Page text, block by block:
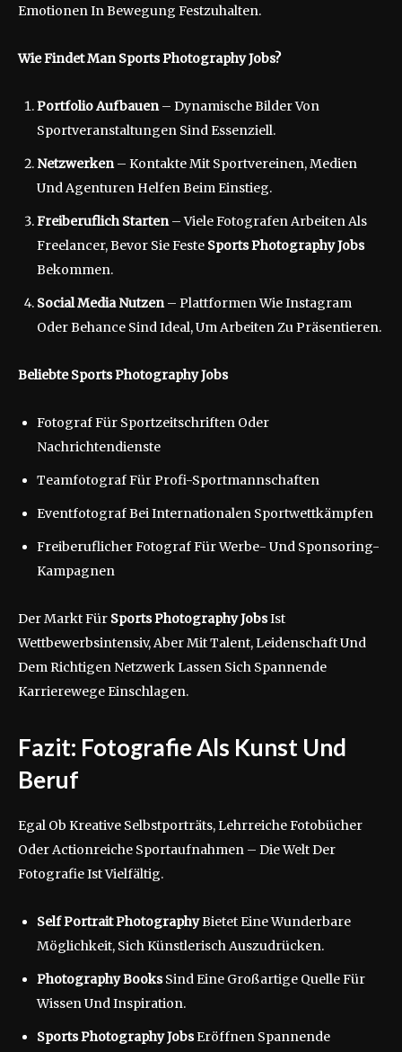
Emotionen In Bewegung Festzuhalten.
Wie Findet Man Sports Photography Jobs?
Portfolio Aufbauen– Dynamische Bilder Von
Sportveranstaltungen Sind Essenziell.
Netzwerken– Kontakte Mit Sportvereinen, Medien
Und Agenturen Helfen Beim Einstieg.
Freiberuflich Starten– Viele Fotografen Arbeiten Als
Freelancer, Bevor Sie Feste Sports Photography Jobs
Bekommen.
Social Media Nutzen– Plattformen Wie Instagram
Oder Behance Sind Ideal, Um Arbeiten Zu Präsentieren.
Beliebte Sports Photography Jobs
Fotograf Für Sportzeitschriften Oder
Nachrichtendienste
Teamfotograf Für Profi-Sportmannschaften
Eventfotograf Bei Internationalen Sportwettkämpfen
Freiberuflicher Fotograf Für Werbe- Und Sponsoring-
Kampagnen
Der Markt Für Sports Photography JobsIst
Wettbewerbsintensiv, Aber Mit Talent, Leidenschaft Und
Dem Richtigen Netzwerk Lassen Sich Spannende
Karrierewege Einschlagen.
Fazit: Fotografie Als Kunst Und
Beruf
Egal Ob Kreative Selbstporträts, Lehrreiche Fotobücher
Oder Actionreiche Sportaufnahmen – Die Welt Der
Fotografie Ist Vielfältig.
Self Portrait PhotographyBietet Eine Wunderbare
Möglichkeit, Sich Künstlerisch Auszudrücken.
Photography BooksSind Eine Großartige Quelle Für
Wissen Und Inspiration.
Sports Photography JobsEröffnen Spannende